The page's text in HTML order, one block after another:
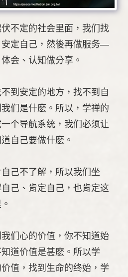
不定的社会里面，我们找
安定自己，然後再做服务—
会、认知做分享。
到安定的地方，找不到自
们是什麽。所以，学禅的
个导航系统，我们必须让
自己要做什麽。
己不了解，所以我们坐
己、肯定自己，也肯定这
我们心的价值，你不知道始
道价值是甚麽。所以学
值，找到生命的终始，学